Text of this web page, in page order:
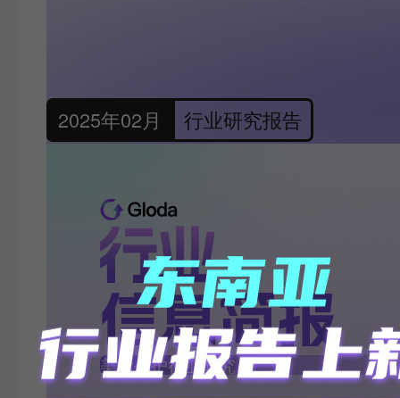
2025年02月 行业研究报告
信息简报
美妆个护行业研究